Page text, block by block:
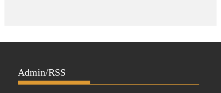
Admin/RSS